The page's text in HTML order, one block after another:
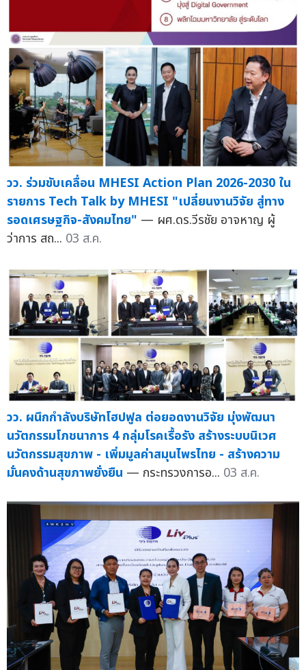
วว. ร่วมขับเคลื่อน MHESI Action Plan 2026-2030 ใน
รายการ Tech Talk by MHESI "เปลี่ยนงานวิจัย สู่ทาง
รอดเศรษฐกิจ-สังคมไทย" — ผศ.ดร.วีรชัย อาจหาญ ผู้
ว่าการ สถ... 03 ส.ค.
วว. ผนึกกำลังบริษัทโฮปฟูล ต่อยอดงานวิจัย มุ่งพัฒนา
นวัตกรรมโภชนาการ 4 กลุ่มโรคเรื้อรัง สร้างระบบนิเวศ
นวัตกรรมสุขภาพ - เพิ่มมูลค่าสมุนไพรไทย - สร้างความ
มั่นคงด้านสุขภาพยั่งยืน — กระทรวงการอ... 03 ส.ค.